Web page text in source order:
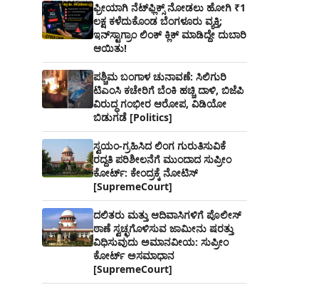
ಫ್ರೀಯಾಗಿ ನೆಟ್‌ಫ್ಲಿಕ್ಸ್ ನೋಡಲು ಹೋಗಿ ₹1
ಲಕ್ಷ ಕಳೆದುಕೊಂಡ ಬೆಂಗಳೂರು ವ್ಯಕ್ತಿ;
ಇನ್‌ಸ್ಟಾಗ್ರಾಂ ಲಿಂಕ್ ಕ್ಲಿಕ್ ಮಾಡಿದ್ದೇ ದುಬಾರಿ
ಆಯಿತು!
ಪಶ್ಚಿಮ ಬಂಗಾಳ ಚುನಾವಣೆ: ಸಿಲಿಗುರಿ
ಟಿಎಂಸಿ ಕಚೇರಿಗೆ ಬೆಂಕಿ ಹಚ್ಚಿ ದಾಳಿ, ಬಿಜೆಪಿ
ವಿರುದ್ಧ ಗಂಭೀರ ಆರೋಪ, ವಿಡಿಯೋ
ಬಿಡುಗಡೆ [Politics]
ಸ್ವಯಂ-ಗ್ರಹಿಸಿದ ಲಿಂಗ ಗುರುತಿಸುವಿಕೆ
ರದ್ದತಿ ಪರಿಶೀಲನೆಗೆ ಮುಂದಾದ ಸುಪ್ರೀಂ
ಕೋರ್ಟ್: ಕೇಂದ್ರಕ್ಕೆ ನೋಟಿಸ್
[SupremeCourt]
ದಲಿತರು ಮತ್ತು ಆದಿವಾಸಿಗಳಿಗೆ ಪೊಲೀಸ್
ಠಾಣೆ ಸ್ವಚ್ಛಗೊಳಿಸುವ ಜಾಮೀನು ಷರತ್ತು
ವಿಧಿಸುವುದು ಅಮಾನವೀಯ: ಸುಪ್ರೀಂ
ಕೋರ್ಟ್ ಅಸಮಾಧಾನ
[SupremeCourt]